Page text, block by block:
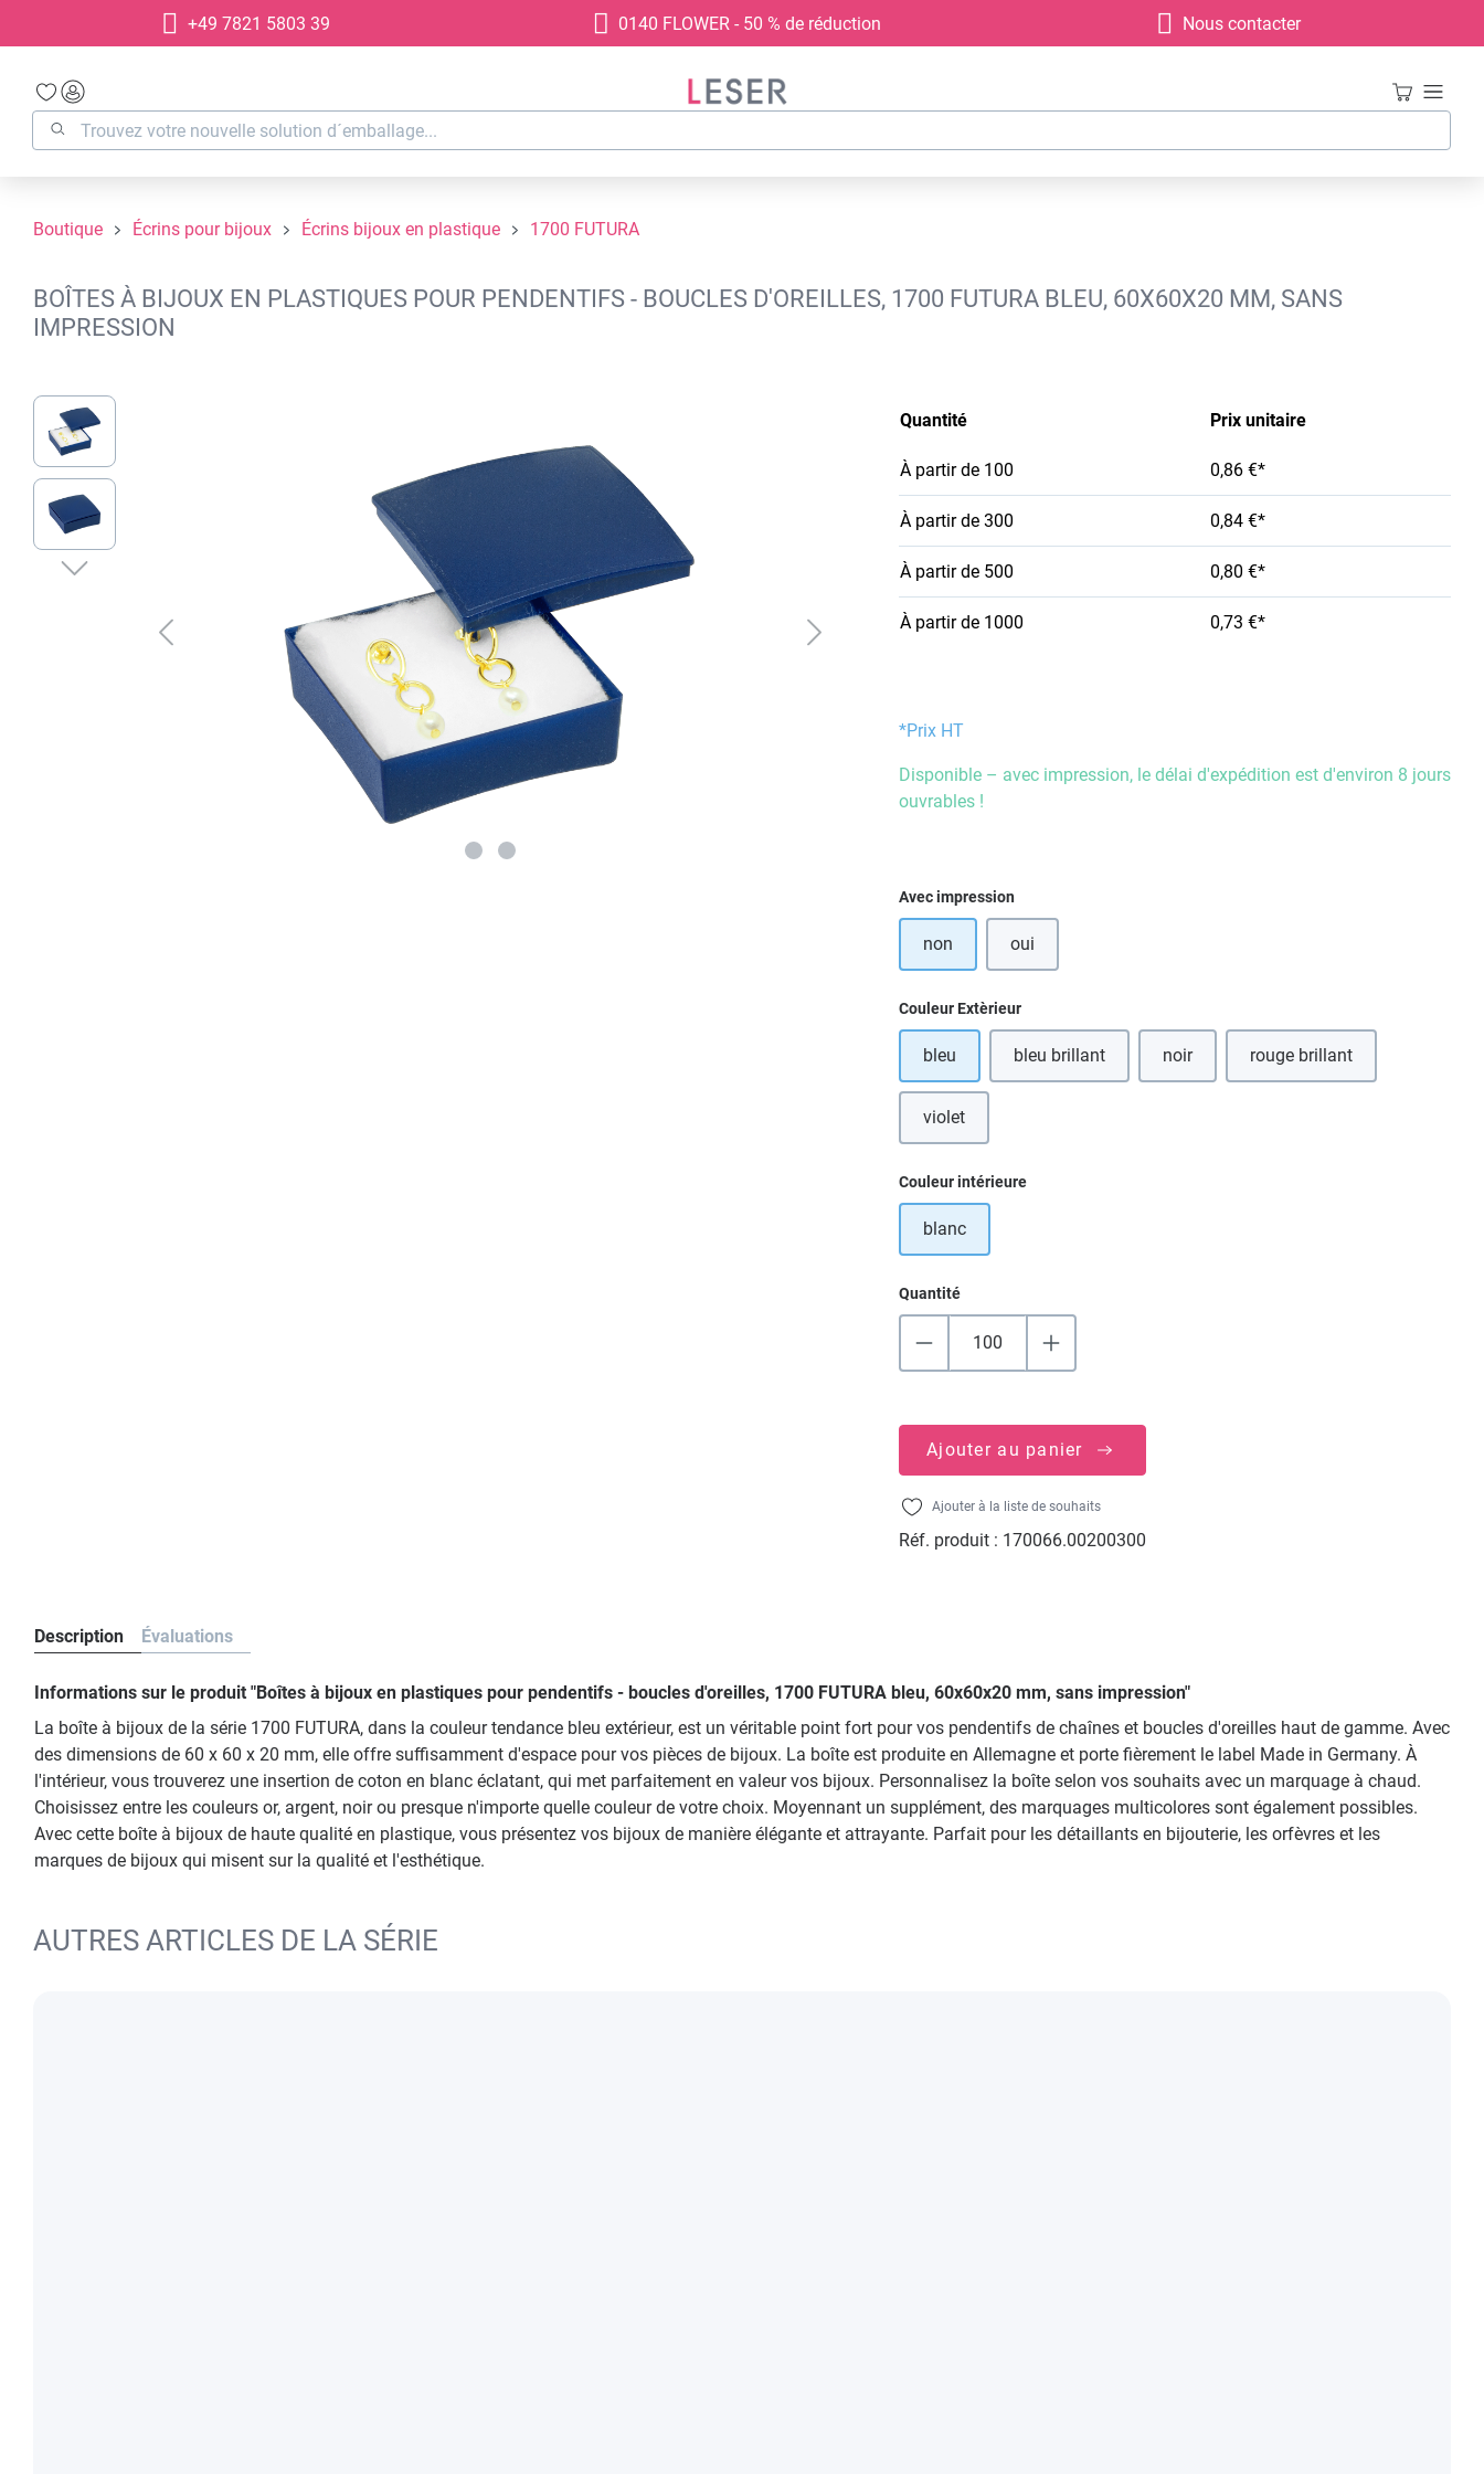
Passer à la navigation principale
+49 7821 5803 39 0140 FLOWER - 50 % de réduction Nous contacter
Boutique Écrins pour bijoux Écrins bijoux en plastique 1700 FUTURA
BOÎTES À BIJOUX EN PLASTIQUES POUR PENDENTIFS - BOUCLES D'OREILLES, 1700 FUTURA BLEU, 60X60X20 MM, SANS
IMPRESSION
Ignorer la galerie d'images
Quantité Prix unitaire
À partir de 100 0,86 €*
À partir de 300 0,84 €*
À partir de 500 0,80 €*
À partir de 1000 0,73 €*
*Prix HT
Disponible – avec impression, le délai d'expédition est d'environ 8 jours
ouvrables !
Sélectionnez
Avec impression
non oui
Sélectionnez
Couleur Extèrieur
bleu bleu brillant noir rouge brillant
violet
Sélectionnez
Couleur intérieure
blanc
Quantité
Ajouter au panier
Ajouter à la liste de souhaits
Réf. produit : 170066.00200300
Description Évaluations
Informations sur le produit "Boîtes à bijoux en plastiques pour pendentifs - boucles d'oreilles, 1700 FUTURA bleu, 60x60x20 mm, sans impression"
La boîte à bijoux de la série 1700 FUTURA, dans la couleur tendance bleu extérieur, est un véritable point fort pour vos pendentifs de chaînes et boucles d'oreilles haut de gamme. Avec
des dimensions de 60 x 60 x 20 mm, elle offre suffisamment d'espace pour vos pièces de bijoux. La boîte est produite en Allemagne et porte fièrement le label Made in Germany. À
l'intérieur, vous trouverez une insertion de coton en blanc éclatant, qui met parfaitement en valeur vos bijoux. Personnalisez la boîte selon vos souhaits avec un marquage à chaud.
Choisissez entre les couleurs or, argent, noir ou presque n'importe quelle couleur de votre choix. Moyennant un supplément, des marquages multicolores sont également possibles.
Avec cette boîte à bijoux de haute qualité en plastique, vous présentez vos bijoux de manière élégante et attrayante. Parfait pour les détaillants en bijouterie, les orfèvres et les
marques de bijoux qui misent sur la qualité et l'esthétique.
AUTRES ARTICLES DE LA SÉRIE